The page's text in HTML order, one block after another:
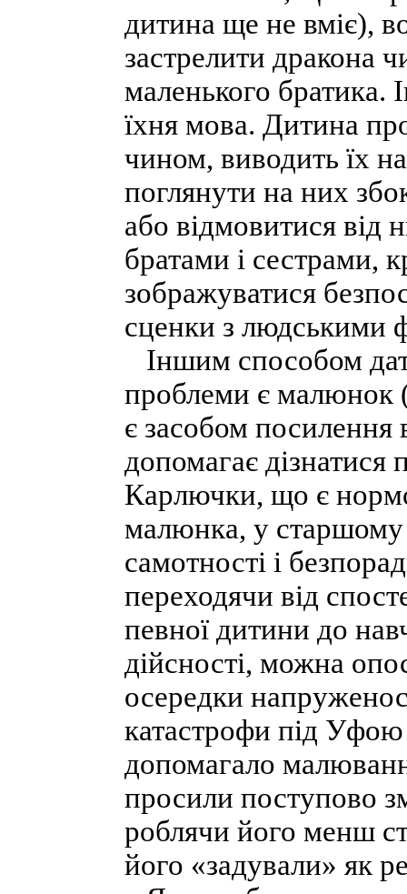
дитина ще не вміє),
застрелити дракона
маленького братика.
їхня мова. Дитина
чином, виводить їх
поглянути на них
або відмовитися від
братами і сестрами,
зображуватися
сценки з людськими
Іншим способом
проблеми є малюнок
є засобом посилення
допомагає дізнатися
Карлючки, що є
малюнка, у старшому
самотності і
переходячи від
певної дитини до
дійсності, можна
осередки
катастрофи під
допомагало
просили поступово
роблячи його менш
його «задували» як